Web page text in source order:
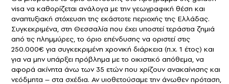
visa να καθορίζεται ανάλογα με την γεωγραφική θέση και
αναπτυξιακή στόχευση της εκάστοτε περιοχής της Ελλάδας.
Συγκεκριμένα, στη Θεσσαλία που έχει υποστεί τεράστια ζημιά
από τις πλημμύρες, το όριο επένδυσης να οριστεί στις
250.000€ για συγκεκριμένη χρονική διάρκεια (π.χ. 1 έτος) και
για να μην υπάρξει πρόβλημα με το οικιστικό απόθεμα, να
αφορά ακίνητα άνω των 35 ετών που χρίζουν ανακαίνισης και
νεόδμητα – στα σχέδια. Αν υιοθετούσαμε την άνωθεν πρόταση,